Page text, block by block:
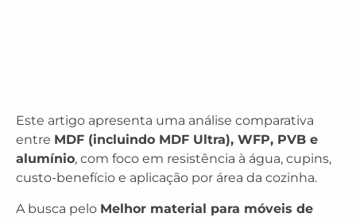
Este artigo apresenta uma análise comparativa
entre MDF (incluindo MDF Ultra), WFP, PVB e
alumínio, com foco em resistência à água, cupins,
custo-benefício e aplicação por área da cozinha.
A busca pelo Melhor material para móveis de